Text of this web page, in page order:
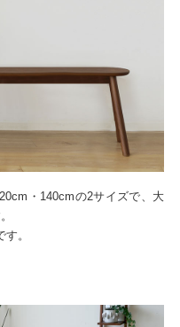
・140cmの2サイズで、大
。